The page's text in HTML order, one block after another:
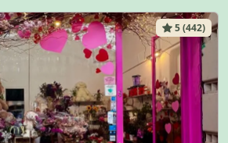
5 (442)